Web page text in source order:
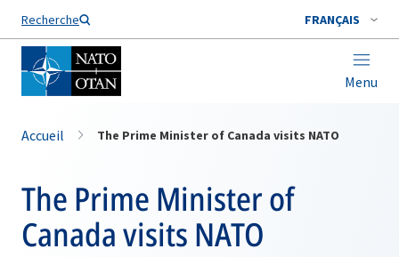
Recherche FRANÇAIS
Menu
Nom de famille*
Accueil The Prime Minister of Canada visits NATO
The Prime Minister of
Canada visits NATO